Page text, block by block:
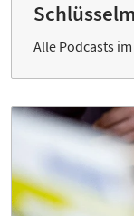
Alle Podcasts